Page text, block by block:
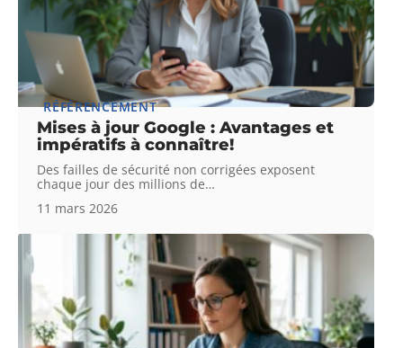
RÉFÉRENCEMENT
Mises à jour Google : Avantages et
impératifs à connaître!
Des failles de sécurité non corrigées exposent
chaque jour des millions de…
11 mars 2026